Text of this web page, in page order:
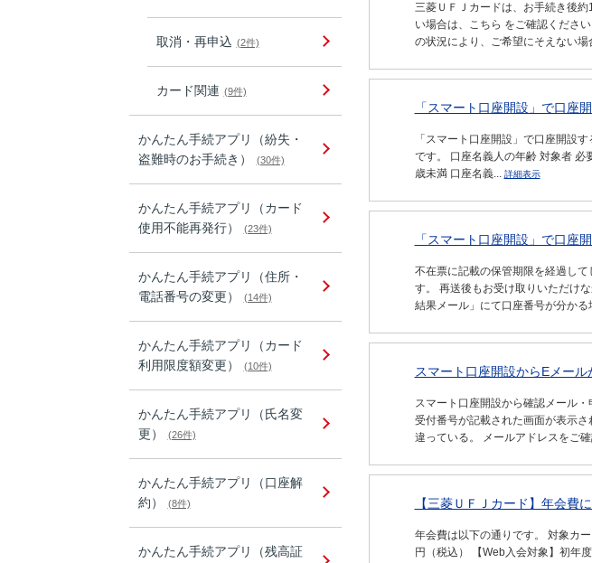
取消・再申込 (2件)
カード関連 (9件)
かんたん手続アプリ（紛失・
盗難時のお手続き）
(30件)
かんたん手続アプリ（カード
使用不能再発行）
(23件)
かんたん手続アプリ（住所・
電話番号の変更）
(14件)
かんたん手続アプリ（カード
利用限度額変更）
(10件)
かんたん手続アプリ（氏名変
更）
(26件)
かんたん手続アプリ（口座解
約）
(8件)
かんたん手続アプリ（残高証
三菱ＵＦＪカードは、お手続き後
い場合は、こちら をご確認くださ
の状況により、ご希望にそえない
「スマート口座開設」で口座
「スマート口座開設」で口座開設
です。 口座名義人の年齢 対象者
歳未満 口座名義... 詳細表示
「スマート口座開設」で口座
不在票に記載の保管期限を経過し
す。 再送後もお受け取りいただけ
結果メール」にて口座番号が分か
スマート口座開設からEメー
スマート口座開設から確認メール
受付番号が記載された画面が表示
違っている。 メールアドレスをご
【三菱ＵＦＪカード】年会費
年会費は以下の通りです。 対象カ
円（税込） 【Web入会対象】初年